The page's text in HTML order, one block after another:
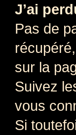
J’ai
Pas de
sur la
Suivez
vous
Si